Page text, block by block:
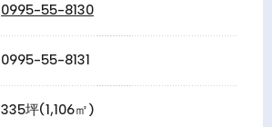
0995-55-8130
0995-55-8131
335坪(1,106㎡)